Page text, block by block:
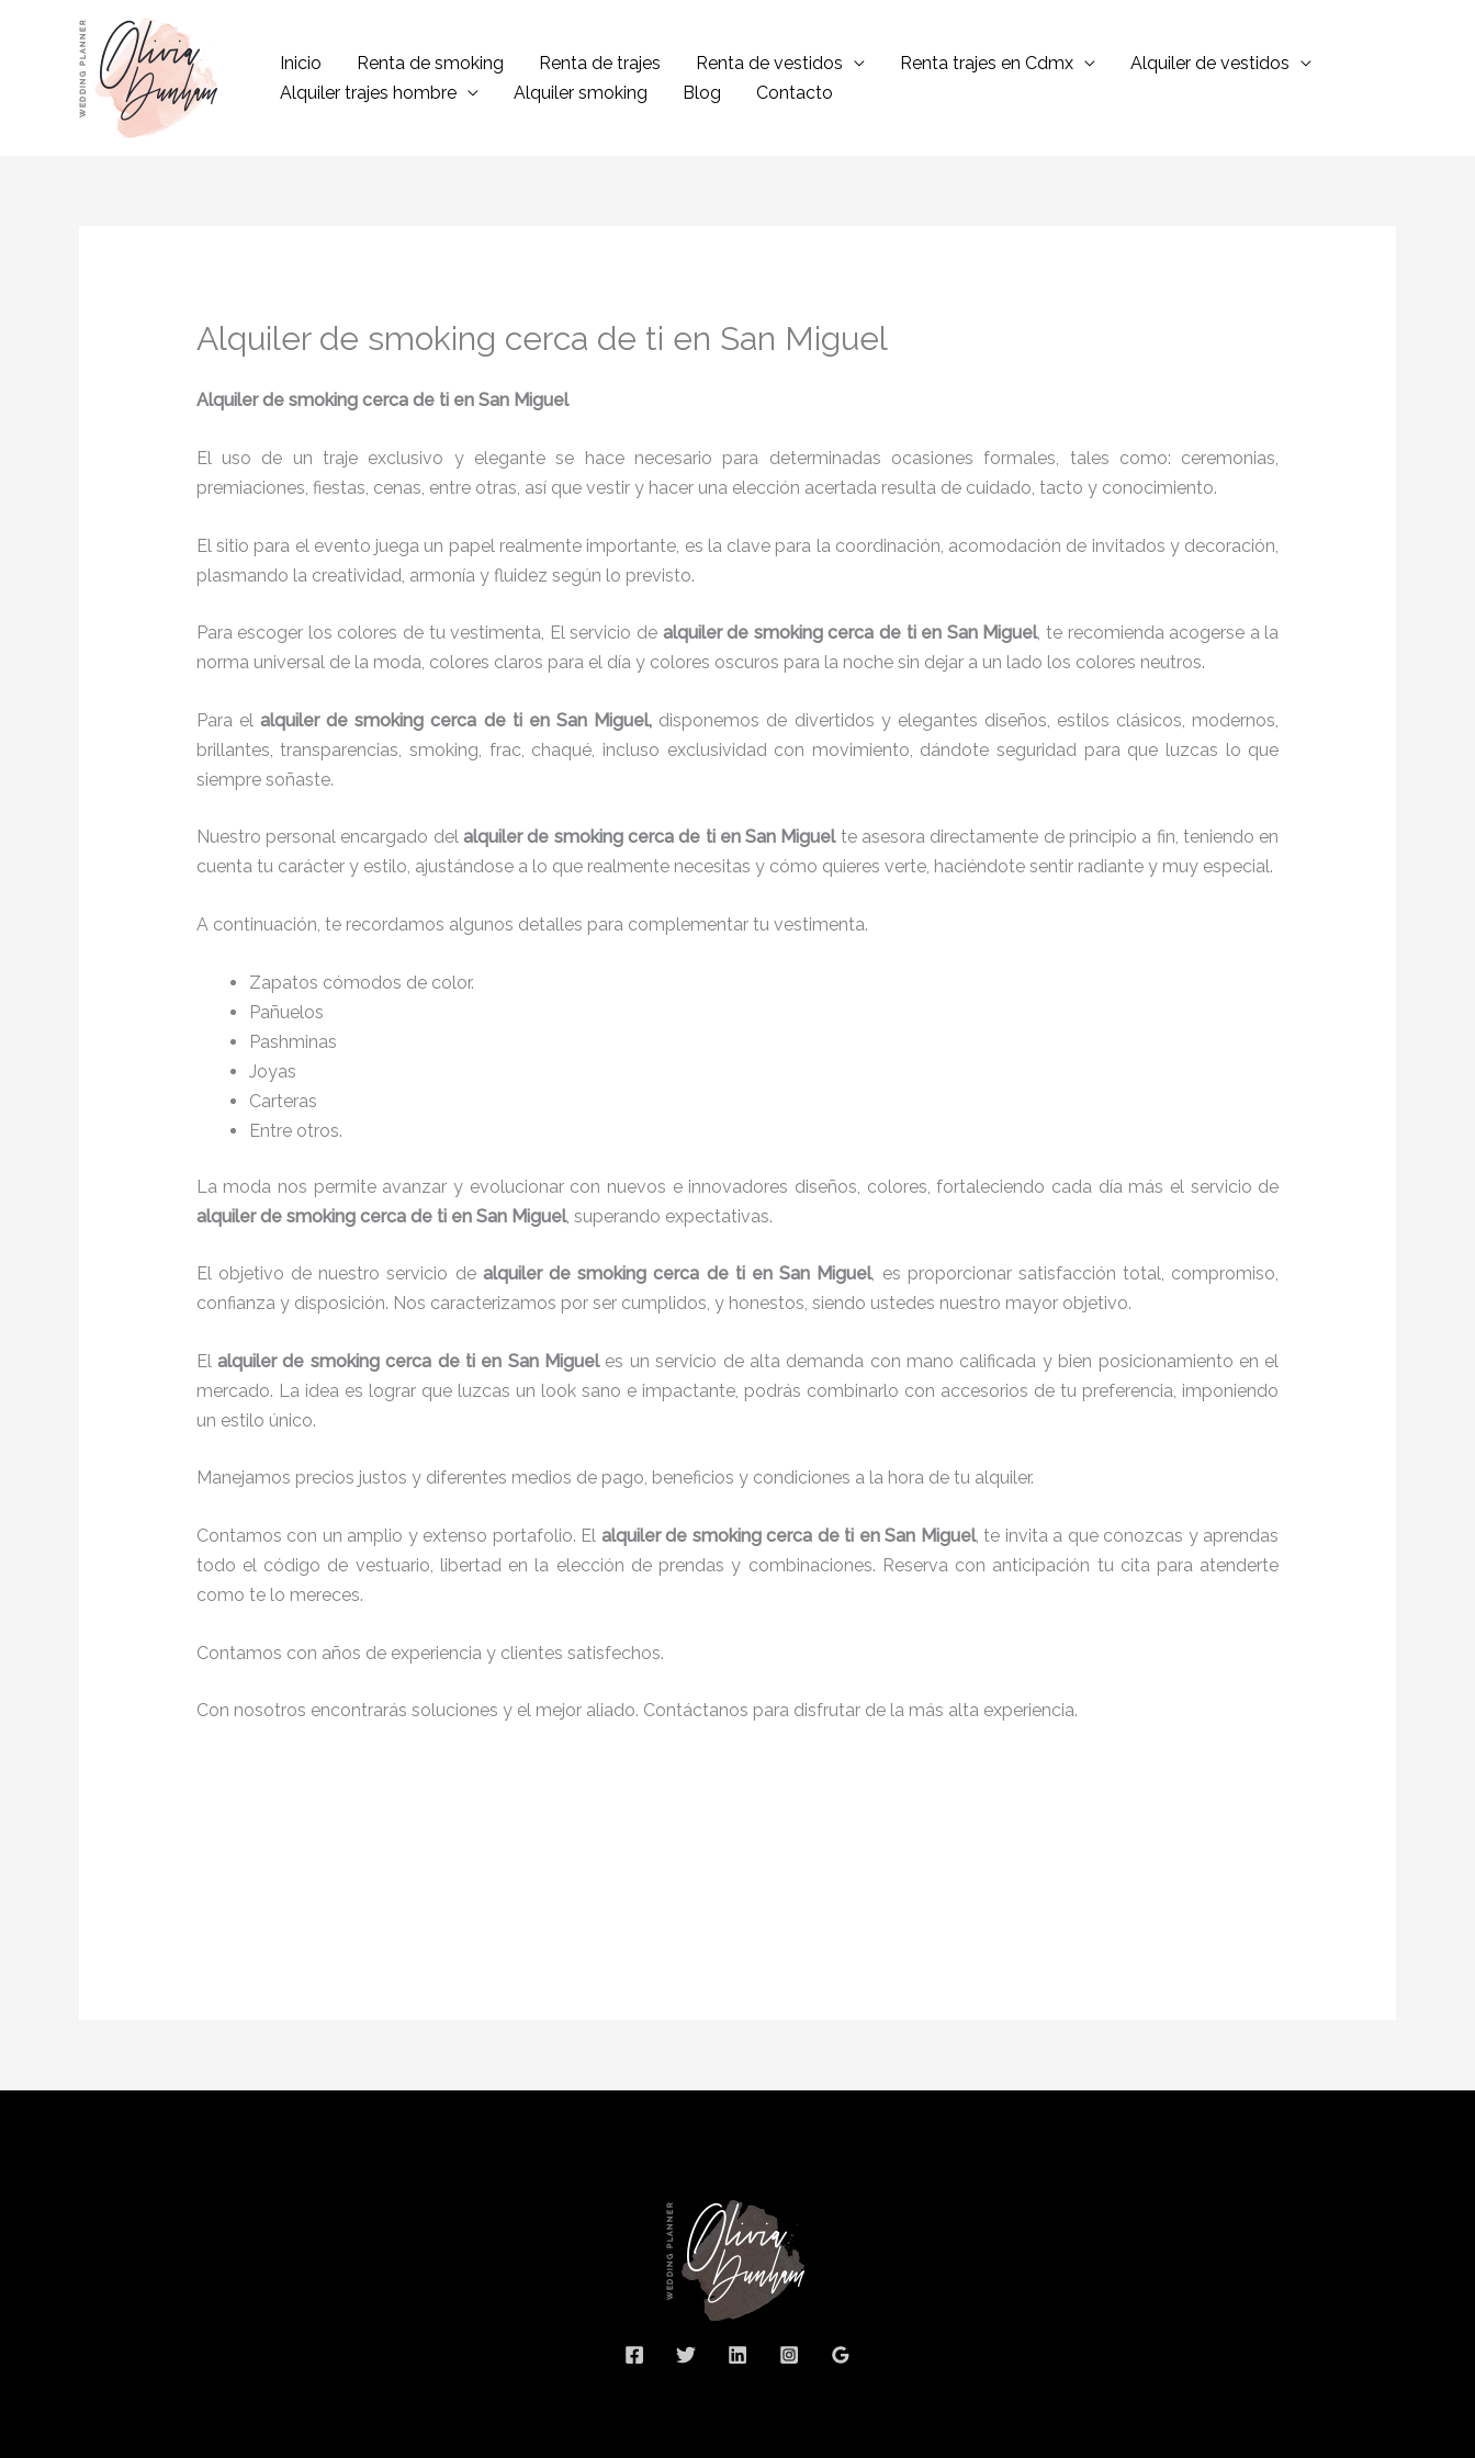
contenido
Inicio Renta de smoking Renta de trajes Renta de vestidos Renta trajes en Cdmx
Alquiler de vestidos
Alquiler trajes hombre
Alquiler smoking Blog Contacto
Alquiler de smoking cerca de ti en San Miguel
Alquiler de smoking cerca de ti en San Miguel
El uso de un traje exclusivo y elegante se hace necesario para determinadas ocasiones formales, tales como: ceremonias,
premiaciones, fiestas, cenas, entre otras, así que vestir y hacer una elección acertada resulta de cuidado, tacto y conocimiento.
El sitio para el evento juega un papel realmente importante, es la clave para la coordinación, acomodación de invitados y decoración,
plasmando la creatividad, armonía y fluidez según lo previsto.
Para escoger los colores de tu vestimenta, El servicio de alquiler de smoking cerca de ti en San Miguel, te recomienda acogerse a la
norma universal de la moda, colores claros para el día y colores oscuros para la noche sin dejar a un lado los colores neutros.
Para el alquiler de smoking cerca de ti en San Miguel, disponemos de divertidos y elegantes diseños, estilos clásicos, modernos,
brillantes, transparencias, smoking, frac, chaqué, incluso exclusividad con movimiento, dándote seguridad para que luzcas lo que
siempre soñaste.
Nuestro personal encargado del alquiler de smoking cerca de ti en San Miguelte asesora directamente de principio a fin, teniendo en
cuenta tu carácter y estilo, ajustándose a lo que realmente necesitas y cómo quieres verte, haciéndote sentir radiante y muy especial.
A continuación, te recordamos algunos detalles para complementar tu vestimenta.
Zapatos cómodos de color.
Pañuelos
Pashminas
Joyas
Carteras
Entre otros.
La moda nos permite avanzar y evolucionar con nuevos e innovadores diseños, colores, fortaleciendo cada día más el servicio de
alquiler de smoking cerca de ti en San Miguel, superando expectativas.
El objetivo de nuestro servicio de alquiler de smoking cerca de ti en San Miguel, es proporcionar satisfacción total, compromiso,
confianza y disposición. Nos caracterizamos por ser cumplidos, y honestos, siendo ustedes nuestro mayor objetivo.
Elalquiler de smoking cerca de ti en San Miguel es un servicio de alta demanda con mano calificada y bien posicionamiento en el
mercado. La idea es lograr que luzcas un look sano e impactante, podrás combinarlo con accesorios de tu preferencia, imponiendo
un estilo único.
Manejamos precios justos y diferentes medios de pago, beneficios y condiciones a la hora de tu alquiler.
Contamos con un amplio y extenso portafolio. El alquiler de smoking cerca de ti en San Miguel, te invita a que conozcas y aprendas
todo el código de vestuario, libertad en la elección de prendas y combinaciones. Reserva con anticipación tu cita para atenderte
como te lo mereces.
Contamos con años de experiencia y clientes satisfechos.
Con nosotros encontrarás soluciones y el mejor aliado. Contáctanos para disfrutar de la más alta experiencia.